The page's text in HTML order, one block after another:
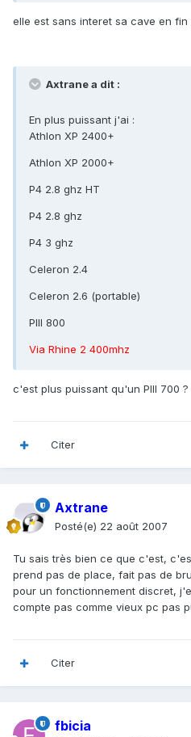
elle est sans interet sa cave en fin
Axtrane a dit :
En plus puissant j'ai :
Athlon XP 2400+
Athlon XP 2000+
P4 2.8 ghz HT
P4 2.8 ghz
P4 3 ghz
Celeron 2.4
Celeron 2.6 (portable)
PIII 800
Via Rhine 2 400mhz
c'est plus puissant qu'un PIII 700 ?
Citer
Axtrane
Posté(e) 22 août 2007
Tu sais très bien ce que c'est,
prend pas de place, fait pas de
pour un fonctionnement discret,
compte pas comme vieux pc pas
Citer
fbicia